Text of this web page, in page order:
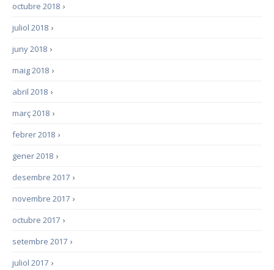
›
octubre 2018
›
juliol 2018
›
juny 2018
›
maig 2018
›
abril 2018
›
març 2018
›
febrer 2018
›
gener 2018
›
desembre 2017
›
novembre 2017
›
octubre 2017
›
setembre 2017
›
juliol 2017